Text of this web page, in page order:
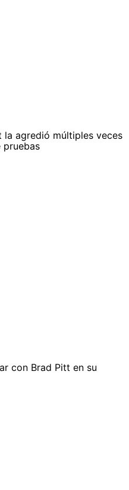
la agredió múltiples veces
pruebas
con Brad Pitt en su